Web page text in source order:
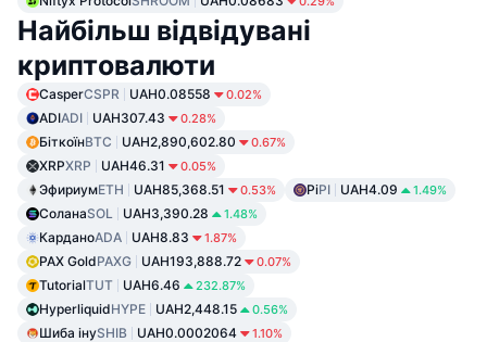
Найбільш відвідувані
криптовалюти
CasperCSPR UAH0.08558 0.02%
ADIADI UAH307.43 0.28%
БіткоїнBTC UAH2,890,602.80 0.67%
XRPXRP UAH46.31 0.05%
ЭфириумETH UAH85,368.51 0.53% PiPI UAH4.09 1.49%
СоланаSOL UAH3,390.28 1.48%
КарданоADA UAH8.83 1.87%
PAX GoldPAXG UAH193,888.72 0.07%
TutorialTUT UAH6.46 232.87%
HyperliquidHYPE UAH2,448.15 0.56%
Шиба інуSHIB UAH0.0002064 1.10%